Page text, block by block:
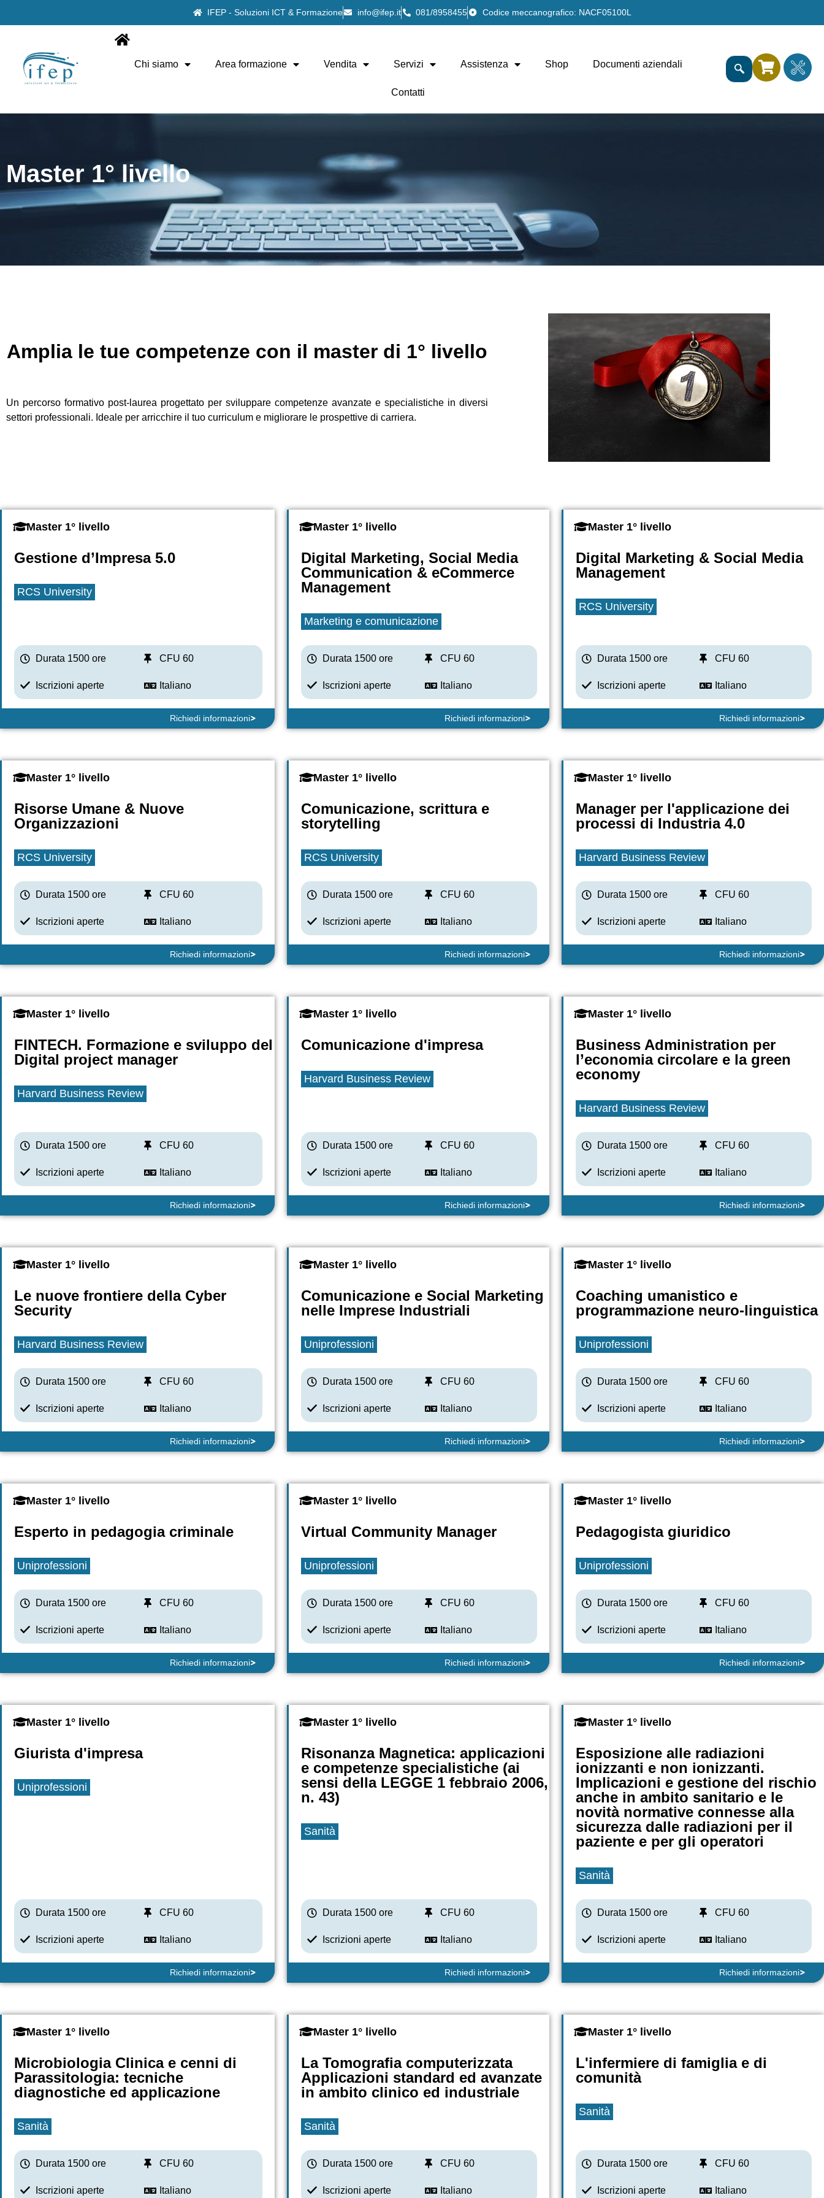
IFEP - Soluzioni ICT & Formazione info@ifep.it 081/8958455 Codice meccanografico: NACF05100L
Chi siamo Area formazione Vendita Servizi Assistenza Shop Documenti aziendali
Contatti
Master 1° livello
Amplia le tue competenze con il master di 1° livello
Un percorso formativo post-laurea progettato per sviluppare competenze avanzate e specialistiche in diversi
settori professionali. Ideale per arricchire il tuo curriculum e migliorare le prospettive di carriera.
Master 1° livello
Gestione d’Impresa 5.0
RCS University
Durata 1500 ore
Iscrizioni aperte
CFU 60
Italiano
Richiedi informazioni
Master 1° livello
Digital Marketing, Social Media
Communication & eCommerce
Management
Marketing e comunicazione
Durata 1500 ore
Iscrizioni aperte
CFU 60
Italiano
Richiedi informazioni
Master 1° livello
Digital Marketing & Social Media
Management
RCS University
Durata 1500 ore
Iscrizioni aperte
CFU 60
Italiano
Richiedi informazioni
Master 1° livello
Risorse Umane & Nuove
Organizzazioni
RCS University
Durata 1500 ore
Iscrizioni aperte
CFU 60
Italiano
Richiedi informazioni
Master 1° livello
Comunicazione, scrittura e
storytelling
RCS University
Durata 1500 ore
Iscrizioni aperte
CFU 60
Italiano
Richiedi informazioni
Master 1° livello
Manager per l'applicazione dei
processi di Industria 4.0
Harvard Business Review
Durata 1500 ore
Iscrizioni aperte
CFU 60
Italiano
Richiedi informazioni
Master 1° livello
FINTECH. Formazione e sviluppo del
Digital project manager
Harvard Business Review
Durata 1500 ore
Iscrizioni aperte
CFU 60
Italiano
Richiedi informazioni
Master 1° livello
Comunicazione d'impresa
Harvard Business Review
Durata 1500 ore
Iscrizioni aperte
CFU 60
Italiano
Richiedi informazioni
Master 1° livello
Business Administration per
l’economia circolare e la green
economy
Harvard Business Review
Durata 1500 ore
Iscrizioni aperte
CFU 60
Italiano
Richiedi informazioni
Master 1° livello
Le nuove frontiere della Cyber
Security
Harvard Business Review
Durata 1500 ore
Iscrizioni aperte
CFU 60
Italiano
Richiedi informazioni
Master 1° livello
Comunicazione e Social Marketing
nelle Imprese Industriali
Uniprofessioni
Durata 1500 ore
Iscrizioni aperte
CFU 60
Italiano
Richiedi informazioni
Master 1° livello
Coaching umanistico e
programmazione neuro-linguistica
Uniprofessioni
Durata 1500 ore
Iscrizioni aperte
CFU 60
Italiano
Richiedi informazioni
Master 1° livello
Esperto in pedagogia criminale
Uniprofessioni
Durata 1500 ore
Iscrizioni aperte
CFU 60
Italiano
Richiedi informazioni
Master 1° livello
Virtual Community Manager
Uniprofessioni
Durata 1500 ore
Iscrizioni aperte
CFU 60
Italiano
Richiedi informazioni
Master 1° livello
Pedagogista giuridico
Uniprofessioni
Durata 1500 ore
Iscrizioni aperte
CFU 60
Italiano
Richiedi informazioni
Master 1° livello
Giurista d'impresa
Uniprofessioni
Durata 1500 ore
Iscrizioni aperte
CFU 60
Italiano
Richiedi informazioni
Master 1° livello
Risonanza Magnetica: applicazioni
e competenze specialistiche (ai
sensi della LEGGE 1 febbraio 2006,
n. 43)
Sanità
Durata 1500 ore
Iscrizioni aperte
CFU 60
Italiano
Richiedi informazioni
Master 1° livello
Esposizione alle radiazioni
ionizzanti e non ionizzanti.
Implicazioni e gestione del rischio
anche in ambito sanitario e le
novità normative connesse alla
sicurezza dalle radiazioni per il
paziente e per gli operatori
Sanità
Durata 1500 ore
Iscrizioni aperte
CFU 60
Italiano
Richiedi informazioni
Master 1° livello
Microbiologia Clinica e cenni di
Parassitologia: tecniche
diagnostiche ed applicazione
Sanità
Durata 1500 ore
Iscrizioni aperte
CFU 60
Italiano
Master 1° livello
La Tomografia computerizzata
Applicazioni standard ed avanzate
in ambito clinico ed industriale
Sanità
Durata 1500 ore
Iscrizioni aperte
CFU 60
Italiano
Master 1° livello
L'infermiere di famiglia e di
comunità
Sanità
Durata 1500 ore
Iscrizioni aperte
CFU 60
Italiano